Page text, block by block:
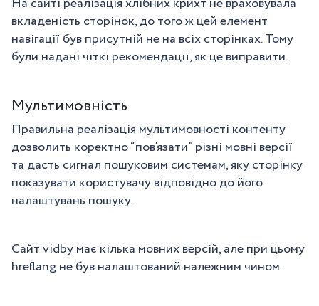
вкладеність сторінок, до того ж цей елемент
навігації був присутній не на всіх сторінках. Тому
були надані чіткі рекомендації, як це виправити.
Мультимовність
Правильна реалізація мультимовності контенту
дозволить коректно “пов’язати” різні мовні версії
та дасть сигнал пошуковим системам, яку сторінку
показувати користувачу відповідно до його
налаштувань пошуку.
Сайт vidby має кілька мовних версій, але при цьому
hreflang не був налаштований належним чином.